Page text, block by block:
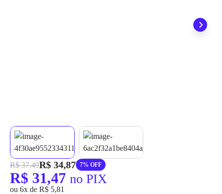
R$ 37,49R$ 34,87 7% OFF
R$ 31,47 no PIX
ou 6x de R$ 5,81